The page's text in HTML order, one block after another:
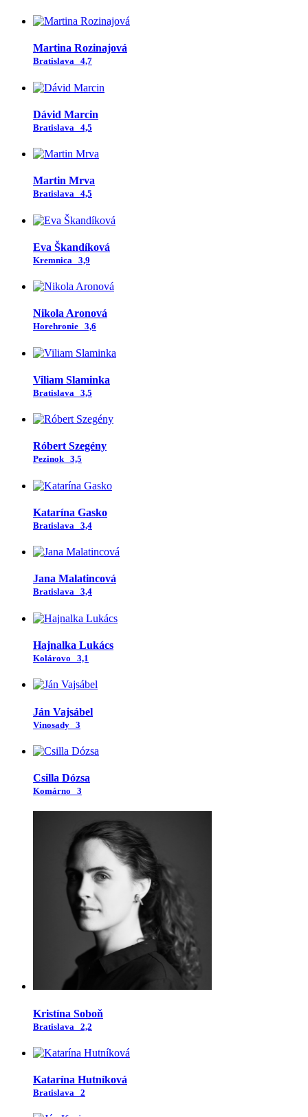
Martina Rozinajová
Bratislava 4,7
Dávid Marcin
Bratislava 4,5
Martin Mrva
Bratislava 4,5
Eva Škandíková
Kremnica 3,9
Nikola Aronová
Horehronie 3,6
Viliam Slaminka
Bratislava 3,5
Róbert Szegény
Pezinok 3,5
Katarína Gasko
Bratislava 3,4
Jana Malatincová
Bratislava 3,4
Hajnalka Lukács
Kolárovo 3,1
Ján Vajsábel
Vinosady 3
Csilla Dózsa
Komárno 3
Kristína Soboň
Bratislava 2,2
Katarína Hutníková
Bratislava 2